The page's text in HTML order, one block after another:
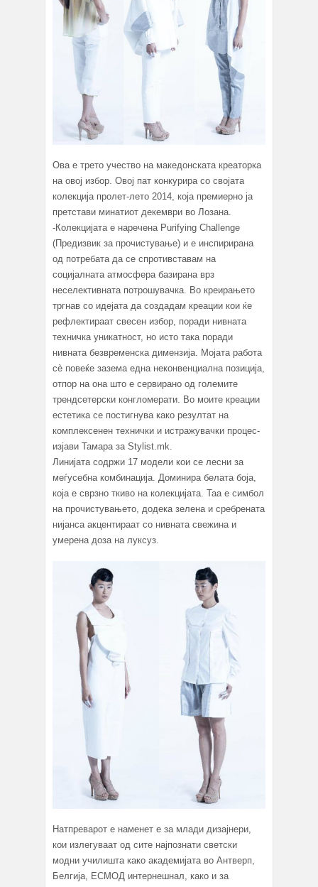
Ова е трето учество на македонската креаторка
на овој избор. Овој пат конкурира со својата
колекција пролет-лето 2014, која премиерно ја
претстави минатиот декември во Лозана.
-Колекцијата е наречена Purifying Challenge
(Предизвик за прочистување) и е инспирирана
од потребата да се спротивставам на
социjалната атмосфера базирана врз
неселективната потрошувачка. Во креирањето
тргнав со идејата да создадам креации кои ќе
рефлектираат свесен избор, поради нивната
техничка уникатност, но исто така поради
нивната безвременска димензија. Мојата работа
сè повеќе зазема една неконвенциална позиција,
отпор на она што е сервирано од големите
трендсетерски конгломерати. Во моите креации
естетика се постигнува како резултат на
комплексенен технички и истражувачки процес-
изјави Тамара за Stylist.mk.
Линијата содржи 17 модели кои се лесни за
меѓусебна комбинација. Доминира белата боја,
која е сврзно ткиво на колекцијата. Таа е симбол
на прочистувањето, додека зелена и сребрената
нијанса акцентираат со нивната свежина и
умерена доза на луксуз.
Натпреварот е наменет е за млади дизајнери,
кои излегуваат од сите најпознати светски
модни училишта како академијата во Антверп,
Белгија, ЕСМОД интернешнал, како и за